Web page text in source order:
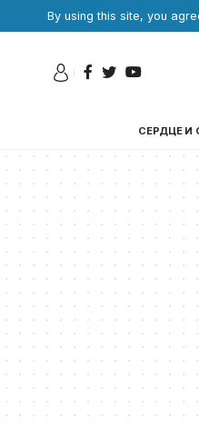
By using this site, you
СЕРДЦЕ И